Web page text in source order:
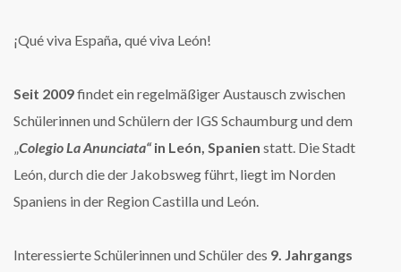
¡Qué viva España, qué viva León!
Seit 2009findet ein regelmäßiger Austausch zwischen
Schülerinnen und Schülern der IGS Schaumburg und dem
„Colegio La Anunciata“in León, Spanien statt. Die Stadt
León, durch die der Jakobsweg führt, liegt im Norden
Spaniens in der Region Castilla und León.
Interessierte Schülerinnen und Schüler des 9. Jahrgangs